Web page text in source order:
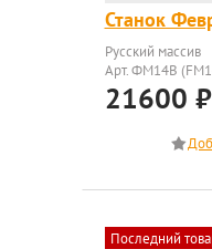
Станок
Русский массив
Арт. ФМ14В
21600 ₽
Последний